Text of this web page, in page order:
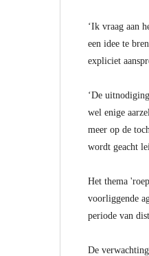
‘Ik vraag aan
een idee te
expliciet
‘De
wel enige
meer op de
wordt geacht
Het thema
voorliggende
periode van
De